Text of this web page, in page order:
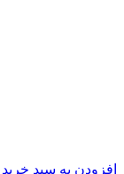
افزودن به سبد خرید